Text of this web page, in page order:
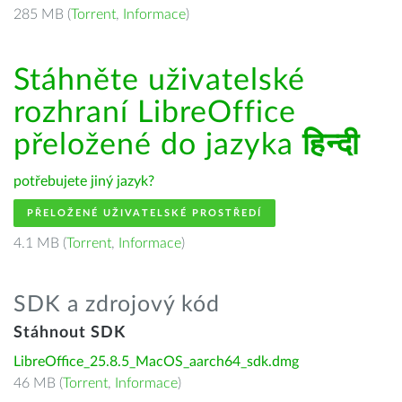
285 MB (Torrent, Informace)
Stáhněte uživatelské
rozhraní LibreOffice
přeložené do jazykaहिन्दी
potřebujete jiný jazyk?
PŘELOŽENÉ UŽIVATELSKÉ PROSTŘEDÍ
4.1 MB (Torrent, Informace)
SDK a zdrojový kód
Stáhnout SDK
LibreOffice_25.8.5_MacOS_aarch64_sdk.dmg
46 MB (Torrent, Informace)